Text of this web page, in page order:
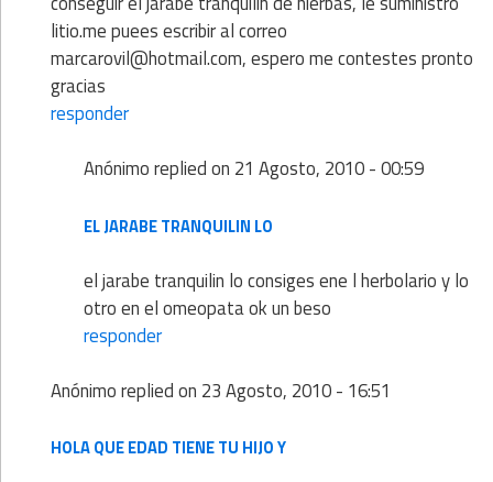
litio.me puees escribir al correo
marcarovil@hotmail.com, espero me contestes pronto
gracias
responder
Anónimoreplied on 21 Agosto, 2010 - 00:59
EL JARABE TRANQUILIN LO
el jarabe tranquilin lo consiges ene l herbolario y lo
otro en el omeopata ok un beso
responder
Anónimoreplied on 23 Agosto, 2010 - 16:51
HOLA QUE EDAD TIENE TU HIJO Y